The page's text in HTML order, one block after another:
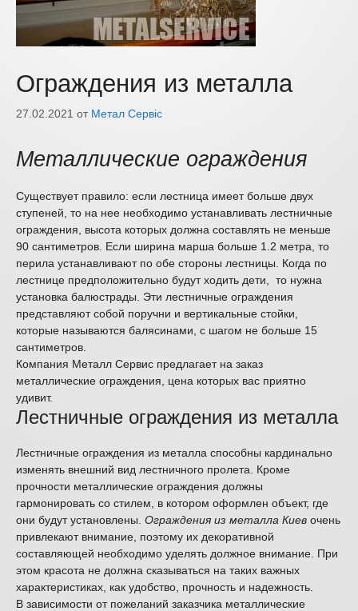
Ограждения из металла
27.02.2021 от Метал Сервіс
Металлические ограждения
Существует правило: если лестница имеет больше двух
ступеней, то на нее необходимо устанавливать лестничные
ограждения, высота которых должна составлять не меньше
90 сантиметров. Если ширина марша больше 1.2 метра, то
перила устанавливают по обе стороны лестницы. Когда по
лестнице предположительно будут ходить дети, то нужна
установка балюстрады. Эти лестничные ограждения
представляют собой поручни и вертикальные стойки,
которые называются балясинами, с шагом не больше 15
сантиметров.
Компания Металл Сервис предлагает на заказ
металлические ограждения, цена которых вас приятно
удивит.
Лестничные ограждения из металла
Лестничные ограждения из металла способны кардинально
изменять внешний вид лестничного пролета. Кроме
прочности металлические ограждения должны
гармонировать со стилем, в котором оформлен объект, где
они будут установлены. Ограждения из металла Киев очень
привлекают внимание, поэтому их декоративной
составляющей необходимо уделять должное внимание. При
этом красота не должна сказываться на таких важных
характеристиках, как удобство, прочность и надежность.
В зависимости от пожеланий заказчика металлические